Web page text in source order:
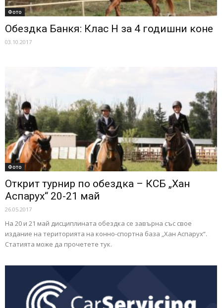
Фото
Обездка Банкя: Клас Н за 4 годишни коне
03.10.2017
Фото
Открит турнир по обездка – КСБ „Хан
Аспарух“ 20-21 май
26.05.2017
На 20 и 21 май дисциплината обездка се завърна със свое
издание на територията на конно-спортна база „Хан Аспарух“.
Статията може да прочетете тук.